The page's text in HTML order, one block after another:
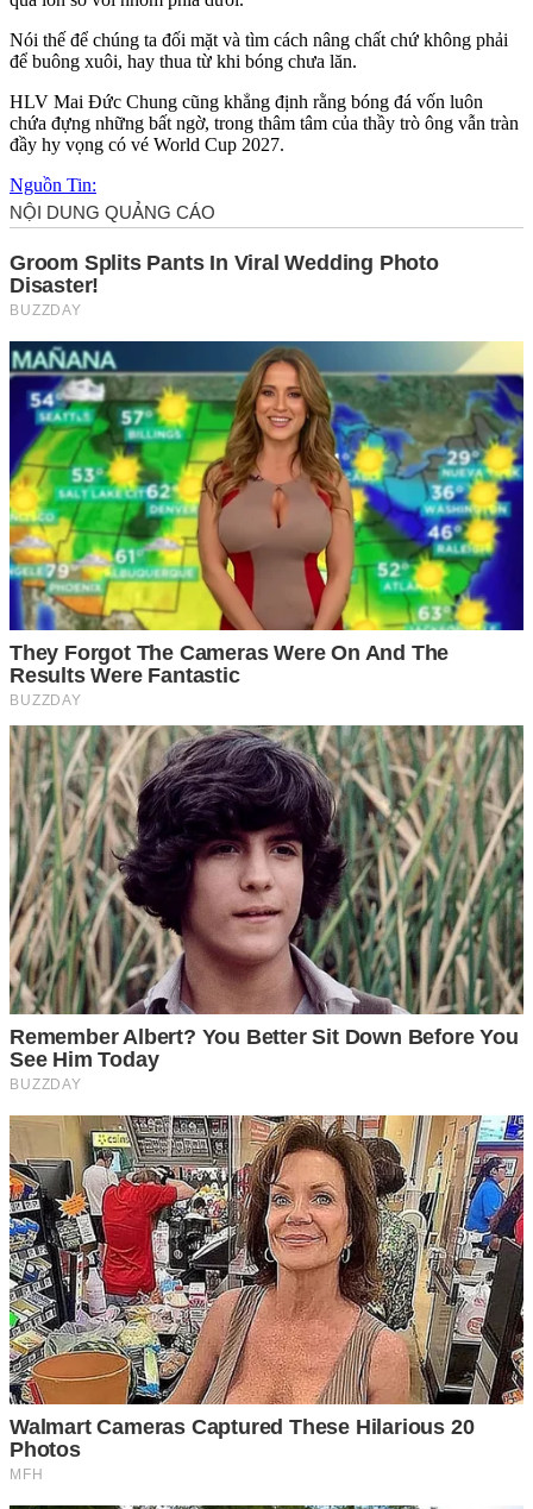
Nói thế để chúng ta đối mặt và tìm cách nâng chất chứ không phải
để buông xuôi, hay thua từ khi bóng chưa lăn.
HLV Mai Đức Chung cũng khẳng định rằng bóng đá vốn luôn
chứa đựng những bất ngờ, trong thâm tâm của thầy trò ông vẫn tràn
đầy hy vọng có vé World Cup 2027.
Nguồn Tin: